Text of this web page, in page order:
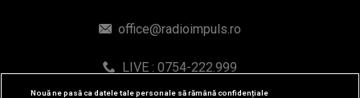
office@radioimpuls.ro
LIVE : 0754-222.999
WhatsApp: 0754-222.999
Nouă ne pasă ca datele tale personale să rămână confidențiale